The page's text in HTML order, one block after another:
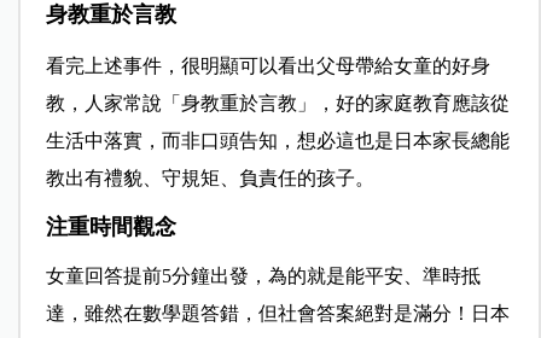
身教重於言教
看完上述事件，很明顯可以看出父母帶給女童的好身
教，人家常說「身教重於言教」，好的家庭教育應該從
生活中落實，而非口頭告知，想必這也是日本家長總能
教出有禮貌、守規矩、負責任的孩子。
注重時間觀念
女童回答提前5分鐘出發，為的就是能平安、準時抵
達，雖然在數學題答錯，但社會答案絕對是滿分！日本